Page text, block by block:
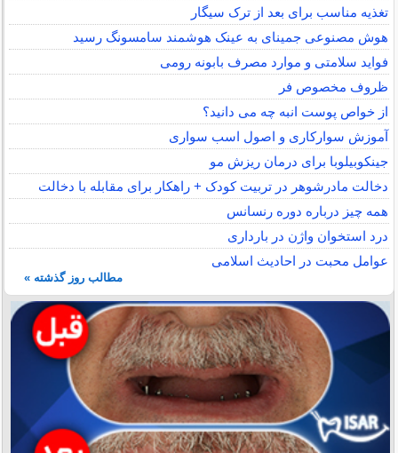
تغذیه مناسب برای بعد از ترک سیگار
هوش مصنوعی جمینای به عینک هوشمند سامسونگ رسید
فواید سلامتی و موارد مصرف بابونه رومی
ظروف مخصوص فر
از خواص پوست انبه چه می دانید؟
آموزش سوارکاری و اصول اسب سواری
جینکوبیلوبا برای درمان ریزش مو
دخالت مادرشوهر در تربیت کودک + راهکار برای مقابله با دخالت
همه چیز درباره دوره رنسانس
درد استخوان واژن در بارداری
عوامل محبت در احادیث اسلامى
مطالب روز گذشته »